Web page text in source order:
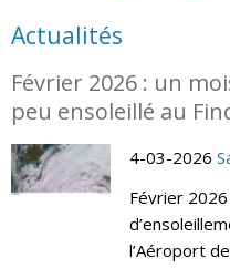
Actualités
Février 2026 : un
peu ensoleillé au
4-03-2026
Février
l’Aéroport